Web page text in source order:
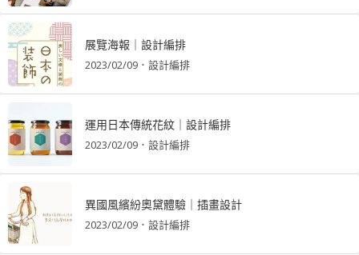
展覽海報｜設計編排
2023/02/09 ． 設計編排
運用日本傳統花紋｜設計編排
2023/02/09 ． 設計編排
異國風繽紛奧黛體驗｜插畫設計
2023/02/09 ． 設計編排